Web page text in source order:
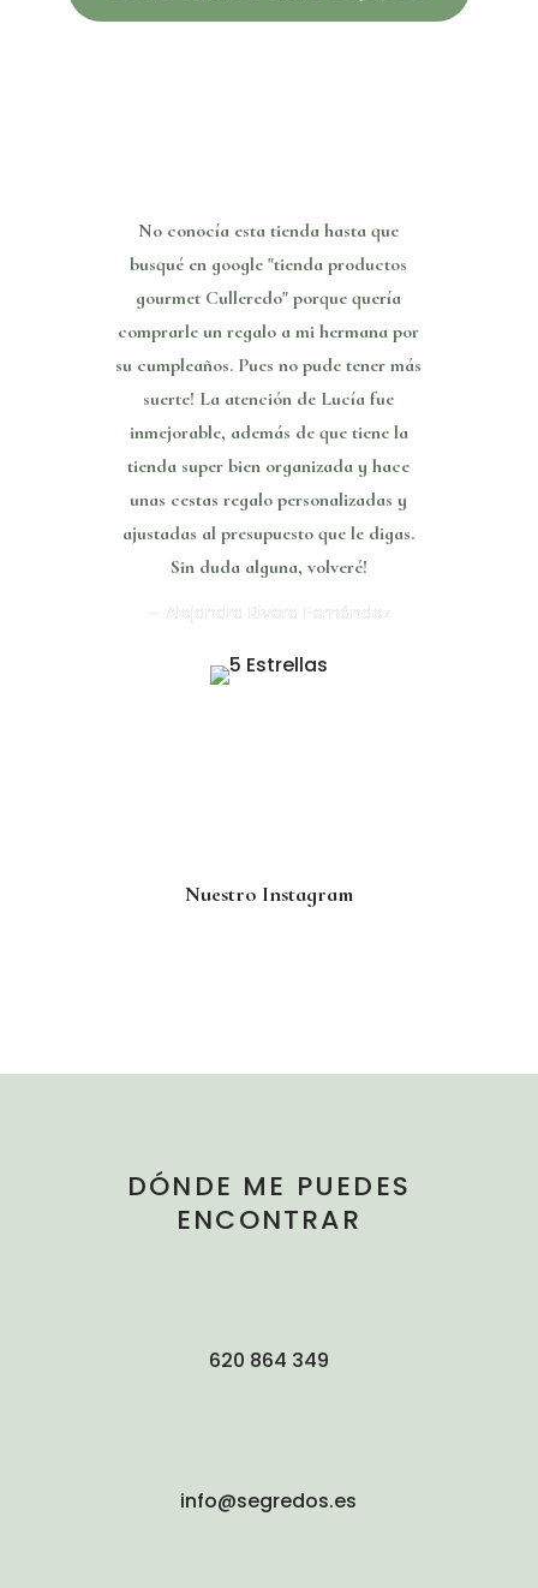
No conocía esta tienda hasta que
busqué en google "tienda productos
gourmet Culleredo" porque quería
comprarle un regalo a mi hermana por
su cumpleaños. Pues no pude tener más
suerte! La atención de Lucía fue
inmejorable, además de que tiene la
tienda super bien organizada y hace
unas cestas regalo personalizadas y
ajustadas al presupuesto que le digas.
Sin duda alguna, volveré!
— Alejandra Rivera Fernández
Nuestro Instagram
DÓNDE ME PUEDES
ENCONTRAR
620 864 349
info@segredos.es